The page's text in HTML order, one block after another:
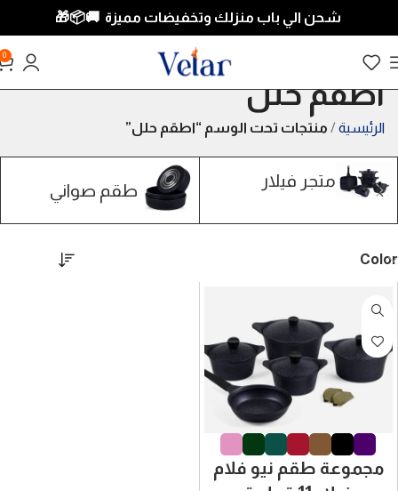
شحن الي باب منزلك وتخفيضات مميزة 🚚📦🎁
0
اطقم حلل
الرئيسية منتجات تحت الوسم “اطقم حلل”
متجر فيلار طقم صواني
Color
مجموعة طقم نيو فلام